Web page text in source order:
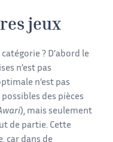
jeux
? D’abord le
n’est pas
n’est pas
des pièces
), mais seulement
de partie. Cette
car dans de